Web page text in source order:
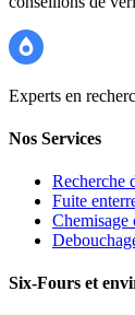
Experts en
Nos Services
Recherche
Fuite
Chemisage
Six-Fours et